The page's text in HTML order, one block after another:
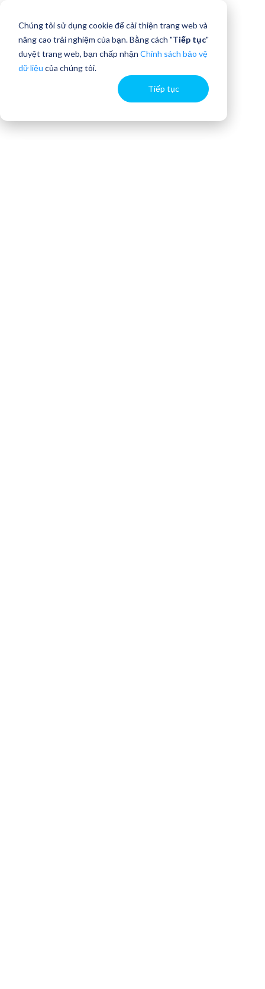
Chúng tôi sử dụng cookie để cải thiện trang web và
nâng cao trải nghiệm của bạn. Bằng cách "Tiếp tục"
duyệt trang web, bạn chấp nhận Chính sách bảo vệ
dữ liệu của chúng tôi.
Tiếp tục